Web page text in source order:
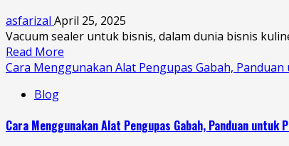
asfarizal April 25, 2025
Vacuum sealer untuk bisnis, dalam dunia bisnis
Read More
Cara Menggunakan Alat Pengupas Gabah,
Blog
Cara Menggunakan Alat Pengupas Gabah, Panduan untuk